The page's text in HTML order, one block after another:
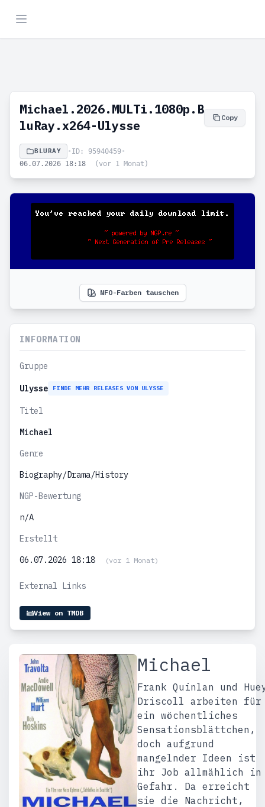
Michael.2026.MULTi.1080p.B
luRay.x264-Ulysse
Copy
BLURAY • ID: 95940459•
06.07.2026 18:18
(vor 1 Monat)
NFO-Farben tauschen
INFORMATION
Gruppe
Ulysse FINDE MEHR RELEASES VON ULYSSE
Titel
Michael
Genre
Biography/Drama/History
NGP-Bewertung
n/A
Erstellt
06.07.2026 18:18
(vor 1 Monat)
External Links
View on TMDB
Michael
Frank Quinlan und
Driscoll arbeiten für
ein wöchentliches
Sensationsblättchen,
doch aufgrund
mangelnder Ideen ist
ihr Job allmählich in
Gefahr. Da erreicht
sie die Nachricht,